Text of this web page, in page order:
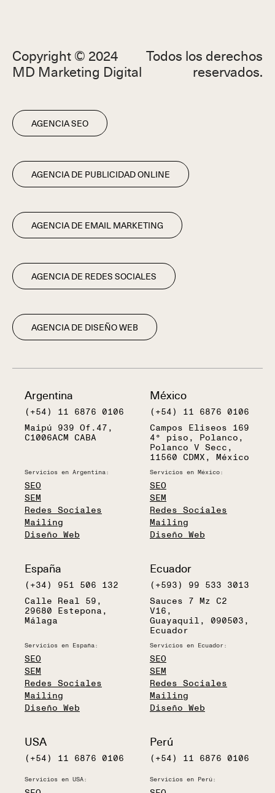
Copyright © 2024
MD Marketing Digital
Todos los derechos
reservados.
AGENCIA SEO
AGENCIA DE PUBLICIDAD ONLINE
AGENCIA DE EMAIL MARKETING
AGENCIA DE REDES SOCIALES
AGENCIA DE DISEÑO WEB
Argentina
(+54) 11 6876 0106
Maipú 939 Of.47,
C1006ACM CABA
Servicios en Argentina:
SEO
SEM
Redes Sociales
Mailing
Diseño Web
México
(+54) 11 6876 0106
Campos Eliseos 169
4° piso, Polanco,
Polanco V Secc,
11560 CDMX, México
Servicios en México:
SEO
SEM
Redes Sociales
Mailing
Diseño Web
España
(+34) 951 506 132
Calle Real 59,
29680 Estepona,
Málaga
Servicios en España:
SEO
SEM
Redes Sociales
Mailing
Diseño Web
Ecuador
(+593) 99 533 3013
Sauces 7 Mz C2
V16,
Guayaquil, 090503,
Ecuador
Servicios en Ecuador:
SEO
SEM
Redes Sociales
Mailing
Diseño Web
USA
(+54) 11 6876 0106
Servicios en USA:
Perú
(+54) 11 6876 0106
Servicios en Perú: